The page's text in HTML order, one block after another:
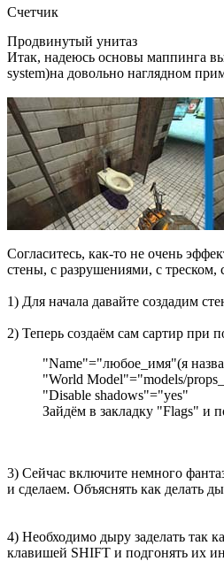
Счетчик
Продвинутый унитаз
Итак, надеюсь основы маппинга вы
system)на довольно наглядном
Согласитесь, как-то не очень
стены, с разрушениями, с
1) Для начала давайте создадим
2) Теперь создаём сам сартир при
"Name"="любое_имя"(я
"World Model"="models/
"Disable shadows"="yes"
Зайдём в закладку "Flags" и
3) Сейчас включите немного
и сделаем. Объяснять как делать
4) Необходимо дыру заделать так
клавишей SHIFT и подгонять их